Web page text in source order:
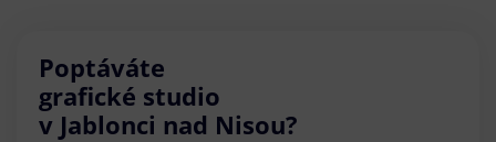
Poptáváte
grafické studio
v Jablonci nad Nisou?